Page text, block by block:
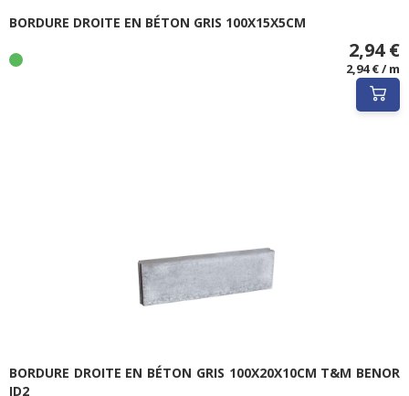
BORDURE DROITE EN BÉTON GRIS 100X15X5CM
2,94 €
2,94 € / m
BORDURE DROITE EN BÉTON GRIS 100X20X10CM T&M BENOR
ID2